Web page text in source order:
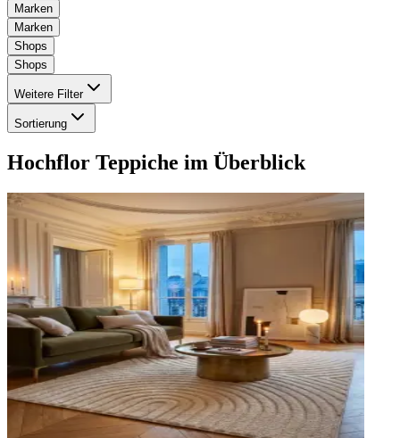
Marken
Marken
Shops
Shops
Weitere Filter
Sortierung
Hochflor Teppiche im Überblick